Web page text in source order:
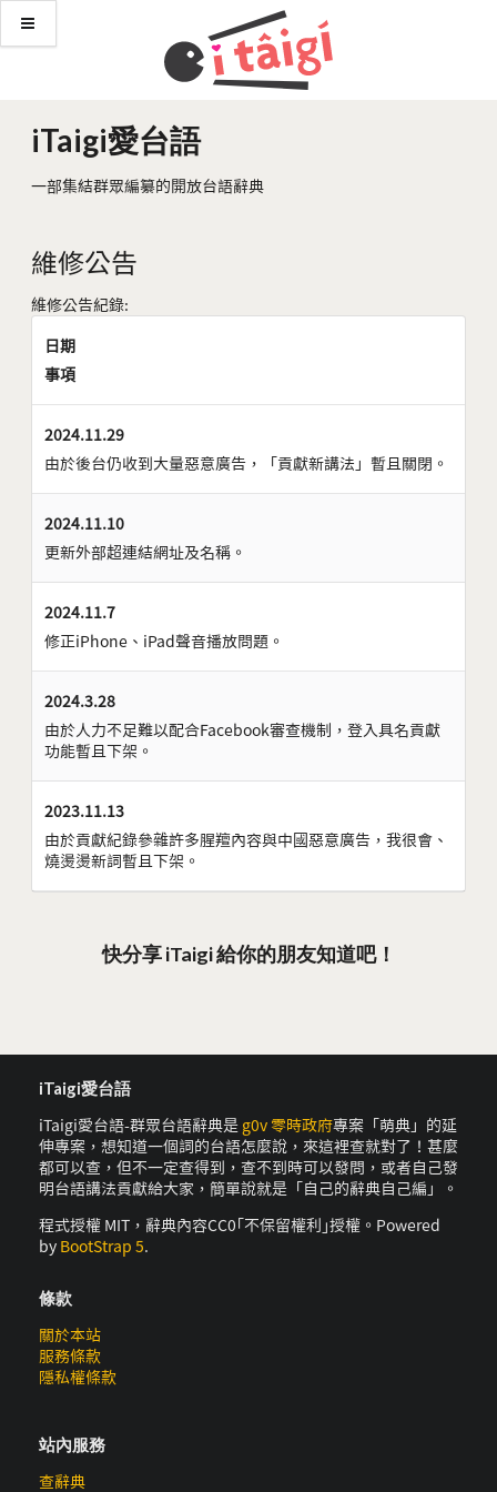
iTaigi愛台語
一部集結群眾編纂的開放台語辭典
維修公告
維修公告紀錄:
日期
事項
2024.11.29
由於後台仍收到大量惡意廣告，「貢獻新講法」暫且關閉。
2024.11.10
更新外部超連結網址及名稱。
2024.11.7
修正iPhone、iPad聲音播放問題。
2024.3.28
由於人力不足難以配合Facebook審查機制，登入具名貢獻
功能暫且下架。
2023.11.13
由於貢獻紀錄參雜許多腥羶內容與中國惡意廣告，我很會、
燒燙燙新詞暫且下架。
快分享 iTaigi 給你的朋友知道吧！
iTaigi愛台語
iTaigi愛台語-群眾台語辭典是 g0v 零時政府專案「萌典」的延
伸專案，想知道一個詞的台語怎麼說，來這裡查就對了！甚麼
都可以查，但不一定查得到，查不到時可以發問，或者自己發
明台語講法貢獻給大家，簡單說就是「自己的辭典自己編」。
程式授權 MIT，辭典內容CC0｢不保留權利｣授權。Powered
by BootStrap 5.
條款
關於本站
服務條款
隱私權條款
站內服務
查辭典